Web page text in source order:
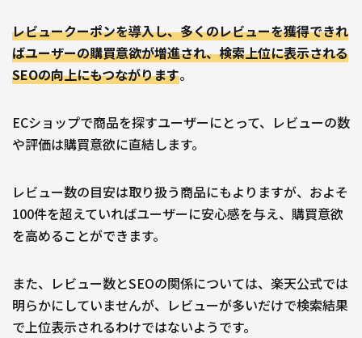
レビュークーポンを導入し、多くのレビューを獲得できれ
ばユーザーの購買意欲が増進され、検索上位に表示される
SEOの向上にもつながります。
ECショップで商品を探すユーザーにとって、レビューの数
や評価は購買意欲に直結します。
レビュー数の目安は取り扱う商品にもよりますが、およそ
100件を超えていればユーザーに安心感を与え、購買意欲
を高めることができます。
また、レビュー数とSEOの関係については、楽天公式では
明らかにしていませんが、レビューが多いだけで検索結果
で上位表示されるわけではないようです。